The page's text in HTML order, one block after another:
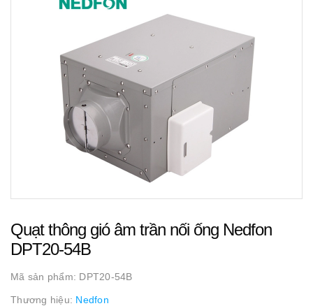
Quạt thông gió âm trần nối ống Nedfon
DPT20-54B
Mã sản phẩm: DPT20-54B
Thương hiệu: Nedfon